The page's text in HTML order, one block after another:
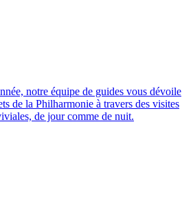
notre équipe de guides vous dévoile
de la Philharmonie à travers des visites
de jour comme de nuit.